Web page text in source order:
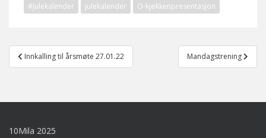
#Julekalender julekalender O-kjøkkenpresentasjon
Post
navigation
Innkalling til årsmøte 27.01.22 Mandagstrening
10Mila 2025